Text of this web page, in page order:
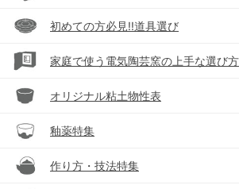
初めての方必見!!道具選び
家庭で使う電気陶芸窯の上手な選び方
オリジナル粘土物性表
釉薬特集
作り方・技法特集